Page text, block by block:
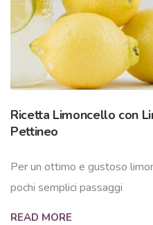
Ricetta Limoncello con
Pettineo
Per un ottimo e gustoso
pochi semplici passaggi
READ MORE